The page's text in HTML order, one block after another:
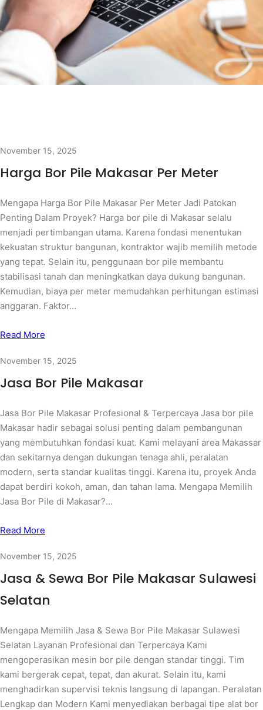
November 15, 2025
Harga Bor Pile Makasar Per Meter
Mengapa Harga Bor Pile Makasar Per Meter Jadi Patokan
Penting Dalam Proyek? Harga bor pile di Makasar selalu
menjadi pertimbangan utama. Karena fondasi menentukan
kekuatan struktur bangunan, kontraktor wajib memilih metode
yang tepat. Selain itu, penggunaan bor pile membantu
stabilisasi tanah dan meningkatkan daya dukung bangunan.
Kemudian, biaya per meter memudahkan perhitungan estimasi
anggaran. Faktor…
Read More
November 15, 2025
Jasa Bor Pile Makasar
Jasa Bor Pile Makasar Profesional & Terpercaya Jasa bor pile
Makasar hadir sebagai solusi penting dalam pembangunan
yang membutuhkan fondasi kuat. Kami melayani area Makassar
dan sekitarnya dengan dukungan tenaga ahli, peralatan
modern, serta standar kualitas tinggi. Karena itu, proyek Anda
dapat berdiri kokoh, aman, dan tahan lama. Mengapa Memilih
Jasa Bor Pile di Makasar?…
Read More
November 15, 2025
Jasa & Sewa Bor Pile Makasar Sulawesi
Selatan
Mengapa Memilih Jasa & Sewa Bor Pile Makasar Sulawesi
Selatan Layanan Profesional dan Terpercaya Kami
mengoperasikan mesin bor pile dengan standar tinggi. Tim
kami bergerak cepat, tepat, dan akurat. Selain itu, kami
menghadirkan supervisi teknis langsung di lapangan. Peralatan
Lengkap dan Modern Kami menyediakan berbagai tipe alat bor